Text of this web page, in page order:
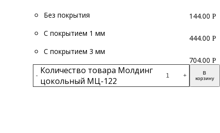
Без покрытия
С покрытием 1 мм
С покрытием 3 мм
- Количество товара Молдинг
цокольный МЦ-122
+
В
корзину
144.00 Р
444.00 Р
704.00 Р